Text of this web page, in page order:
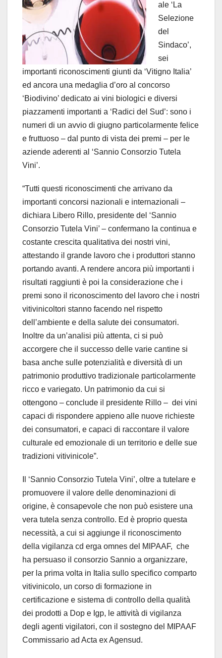
ale ‘La
Selezione
del
Sindaco’,
sei
importanti riconoscimenti giunti da ‘Vitigno Italia’
ed ancora una medaglia d’oro al concorso
‘Biodivino’ dedicato ai vini biologici e diversi
piazzamenti importanti a ‘Radici del Sud’: sono i
numeri di un avvio di giugno particolarmente felice
e fruttuoso – dal punto di vista dei premi – per le
aziende aderenti al ‘Sannio Consorzio Tutela
Vini’.
“Tutti questi riconoscimenti che arrivano da
importanti concorsi nazionali e internazionali –
dichiara Libero Rillo, presidente del ‘Sannio
Consorzio Tutela Vini’ – confermano la continua e
costante crescita qualitativa dei nostri vini,
attestando il grande lavoro che i produttori stanno
portando avanti. A rendere ancora più importanti i
risultati raggiunti è poi la considerazione che i
premi sono il riconoscimento del lavoro che i nostri
vitivinicoltori stanno facendo nel rispetto
dell’ambiente e della salute dei consumatori.
Inoltre da un’analisi più attenta, ci si può
accorgere che il successo delle varie cantine si
basa anche sulle potenzialità e diversità di un
patrimonio produttivo tradizionale particolarmente
ricco e variegato. Un patrimonio da cui si
ottengono – conclude il presidente Rillo – dei vini
capaci di rispondere appieno alle nuove richieste
dei consumatori, e capaci di raccontare il valore
culturale ed emozionale di un territorio e delle sue
tradizioni vitivinicole”.
Il ‘Sannio Consorzio Tutela Vini’, oltre a tutelare e
promuovere il valore delle denominazioni di
origine, è consapevole che non può esistere una
vera tutela senza controllo. Ed è proprio questa
necessità, a cui si aggiunge il riconoscimento
della vigilanza cd erga omnes del MIPAAF, che
ha persuaso il consorzio Sannio a organizzare,
per la prima volta in Italia sullo specifico comparto
vitivinicolo, un corso di formazione in
certificazione e sistema di controllo della qualità
dei prodotti a Dop e Igp, le attività di vigilanza
degli agenti vigilatori, con il sostegno del MIPAAF
Commissario ad Acta ex Agensud.